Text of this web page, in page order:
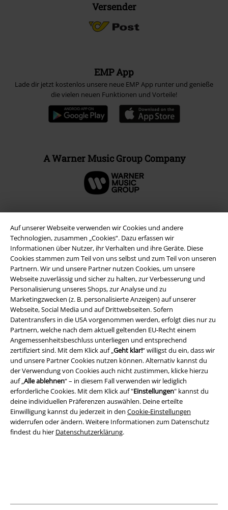
Auf unserer Webseite verwenden wir Cookies und andere
Technologien, zusammen „Cookies“. Dazu erfassen wir
Informationen über Nutzer, ihr Verhalten und ihre Geräte. Diese
Cookies stammen zum Teil von uns selbst und zum Teil von unseren
Partnern. Wir und unsere Partner nutzen Cookies, um unsere
Webseite zuverlässig und sicher zu halten, zur Verbesserung und
Personalisierung unseres Shops, zur Analyse und zu
Marketingzwecken (z. B. personalisierte Anzeigen) auf unserer
Webseite, Social Media und auf Drittwebseiten. Sofern
Datentransfers in die USA vorgenommen werden, erfolgt dies nur zu
Partnern, welche nach dem aktuell geltenden EU-Recht einem
Angemessenheitsbeschluss unterliegen und entsprechend
zertifiziert sind. Mit dem Klick auf „Geht klar!“ willigst du ein, dass wir
und unsere Partner Cookies nutzen können. Alternativ kannst du
der Verwendung von Cookies auch nicht zustimmen, klicke hierzu
auf „Alle ablehnen“ – in diesem Fall verwenden wir lediglich
erforderliche Cookies. Mit dem Klick auf "Einstellungen" kannst du
deine individuellen Präferenzen auswählen. Deine erteilte
Einwilligung kannst du jederzeit in den Cookie-Einstellungen
widerrufen oder ändern. Weitere Informationen zum Datenschutz
findest du hier Datenschutzerklärung.
Versender
EMP App
Lade dir jetzt kostenlos unsere neue EMP App runter und genieße
die vielen neuen Funktionen und Vorteile!
A Warner Music Group Company
Rechtliches
AGB
Impressum
Datenschutz
Entsorgung und Umweltschutz
Konformitätserklärung